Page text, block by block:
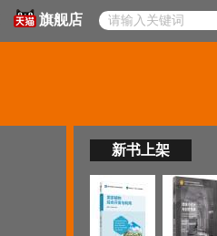
旗舰店
新书上架